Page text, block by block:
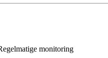
monitoring